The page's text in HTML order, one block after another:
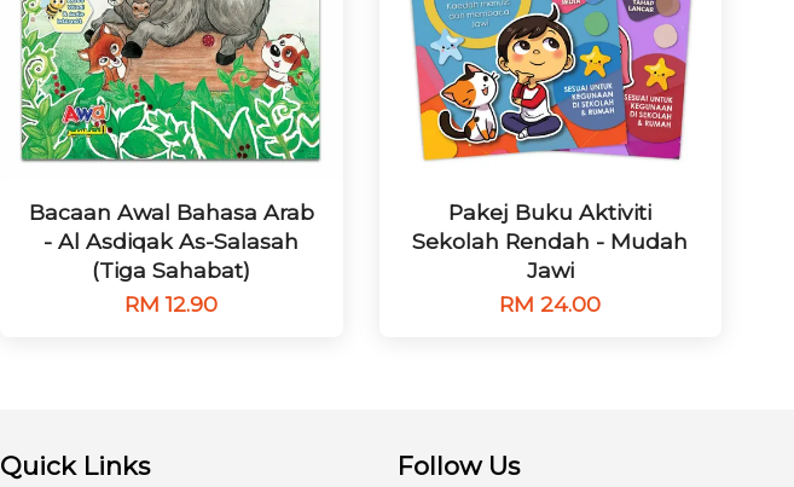
Bacaan Awal Bahasa Arab
- Al Asdiqak As-Salasah
(Tiga Sahabat)
RM 12.90
Pakej Buku Aktiviti
Sekolah Rendah - Mudah
Jawi
RM 24.00
Quick Links Follow Us